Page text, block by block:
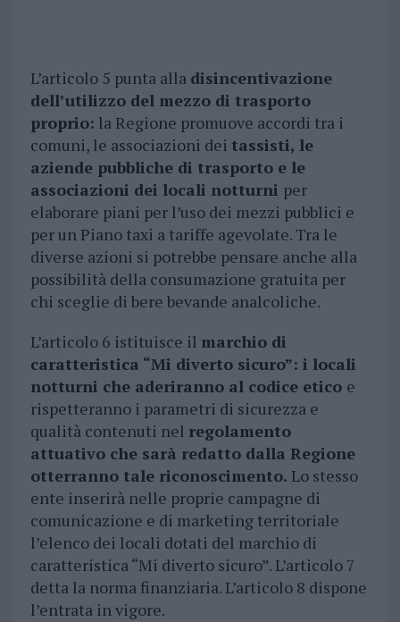
L’articolo 5 punta alla disincentivazione
dell’utilizzo del mezzo di trasporto
proprio: la Regione promuove accordi tra i
comuni, le associazioni dei tassisti, le
aziende pubbliche di trasporto e le
associazioni dei locali notturni per
elaborare piani per l’uso dei mezzi pubblici e
per un Piano taxi a tariffe agevolate. Tra le
diverse azioni si potrebbe pensare anche alla
possibilità della consumazione gratuita per
chi sceglie di bere bevande analcoliche.
L’articolo 6 istituisce il marchio di
caratteristica “Mi diverto sicuro”: i locali
notturni che aderiranno al codice etico e
rispetteranno i parametri di sicurezza e
qualità contenuti nel regolamento
attuativo che sarà redatto dalla Regione
otterranno tale riconoscimento. Lo stesso
ente inserirà nelle proprie campagne di
comunicazione e di marketing territoriale
l’elenco dei locali dotati del marchio di
caratteristica “Mi diverto sicuro”. L’articolo 7
detta la norma finanziaria. L’articolo 8 dispone
l’entrata in vigore.